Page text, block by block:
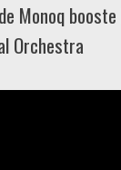
Monoq
Orchestra